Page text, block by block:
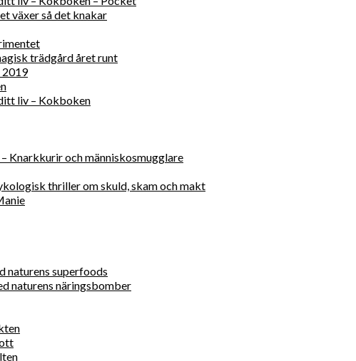
växer så det knakar
trädgård året runt
2019
liv – Kokboken
Knarkkurir och människosmugglare
thriller om skuld, skam och makt
naturens superfoods
naturens näringsbomber